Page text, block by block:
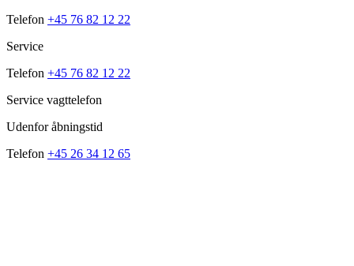
Telefon +45 76 82 12 22
Service
Telefon +45 76 82 12 22
Service vagttelefon
Udenfor åbningstid
Telefon +45 26 34 12 65